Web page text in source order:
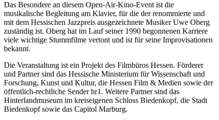
Das Besondere an diesem Open-Air-Kino-Event ist die
musikalische Begleitung am Klavier, für die der renommierte und
mit dem Hessischen Jazzpreis ausgezeichnete Musiker Uwe Oberg
zuständig ist. Oberg hat im Lauf seiner 1990 begonnenen Karriere
viele wichtige Stummfilme vertont und ist für seine Improvisationen
bekannt.
Die Veranstaltung ist ein Projekt des Filmbüros Hessen. Förderer
und Partner sind das Hessische Ministerium für Wissenschaft und
Forschung, Kunst und Kultur, die Hessen Film & Medien sowie der
öffentlich-rechtliche Sender hr1. Weitere Partner sind das
Hinterlandmuseum im kreiseigenen Schloss Biedenkopf, die Stadt
Biedenkopf sowie das Capitol Marburg.